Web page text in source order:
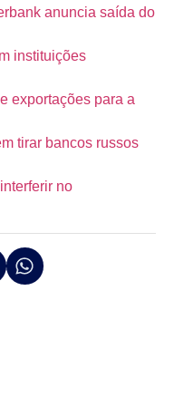
anuncia saída do
instituições
exportações para a
tirar bancos russos
no